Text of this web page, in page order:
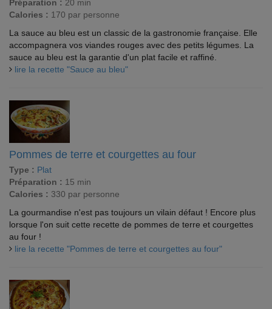
Préparation : 20 min
Calories : 170 par personne
La sauce au bleu est un classic de la gastronomie française. Elle
accompagnera vos viandes rouges avec des petits légumes. La
sauce au bleu est la garantie d'un plat facile et raffiné.
lire la recette "Sauce au bleu"
Pommes de terre et courgettes au four
Type : Plat
Préparation : 15 min
Calories : 330 par personne
La gourmandise n'est pas toujours un vilain défaut ! Encore plus
lorsque l'on suit cette recette de pommes de terre et courgettes
au four !
lire la recette "Pommes de terre et courgettes au four"